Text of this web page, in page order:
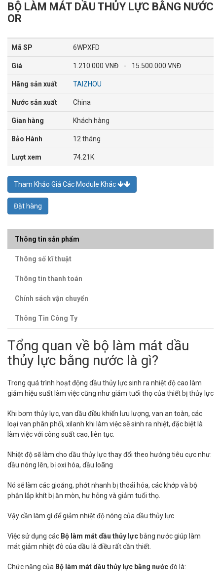
BỘ LÀM MÁT DẦU THỦY LỰC BẰNG NƯỚC
OR
Mã SP 6WPXFD
Giá 1.210.000 VNĐ - 15.500.000 VNĐ
Hãng sản xuất TAIZHOU
Nước sản xuất China
Gian hàng Khách hàng
Bảo Hành 12 tháng
Lượt xem 74.21K
Tham Khảo Giá Các Module Khác
Đặt hàng
Thông tin sản phẩm
Thông số kĩ thuật
Thông tin thanh toán
Chính sách vận chuyển
Thông Tin Công Ty
Tổng quan về bộ làm mát dầu
thủy lực bằng nước là gì?
Trong quá trình hoạt động dầu thủy lực sinh ra nhiệt độ cao làm
giảm hiệu suất làm việc cũng như giảm tuổi thọ của thiết bị thủy lực
Khi bơm thủy lực, van dầu điều khiển lưu lượng, van an toàn, các
loại van phân phối, xilanh khi làm việc sẽ sinh ra nhiệt, đặc biệt là
làm việc với công suất cao, liên tục.
Nhiệt độ sẽ làm cho dầu thủy lực thay đổi theo hướng tiêu cực như:
dầu nóng lên, bị oxi hóa, dầu loãng
Nó sẽ làm các gioăng, phớt nhanh bị thoái hóa, các khớp và bộ
phận lắp khít bị ăn mòn, hư hỏng và giảm tuổi thọ.
Vậy cần làm gì để giảm nhiệt độ nóng của dầu thủy lực
Việc sử dụng các Bộ làm mát dầu thủy lực bằng nước giúp làm
mát giảm nhiệt đô của dầu là điều rất cần thiết.
Chức năng của Bộ làm mát dầu thủy lực bằng nướcđó là: